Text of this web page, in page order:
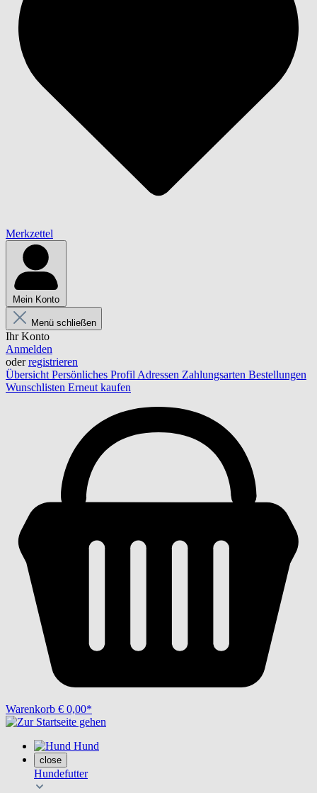
Merkzettel
Mein Konto
Menü schließen
Ihr Konto
Anmelden
oderregistrieren
Übersicht Persönliches Profil Adressen Zahlungsarten Bestellungen
Wunschlisten Erneut kaufen
Warenkorb € 0,00*
Hund
close
Hundefutter